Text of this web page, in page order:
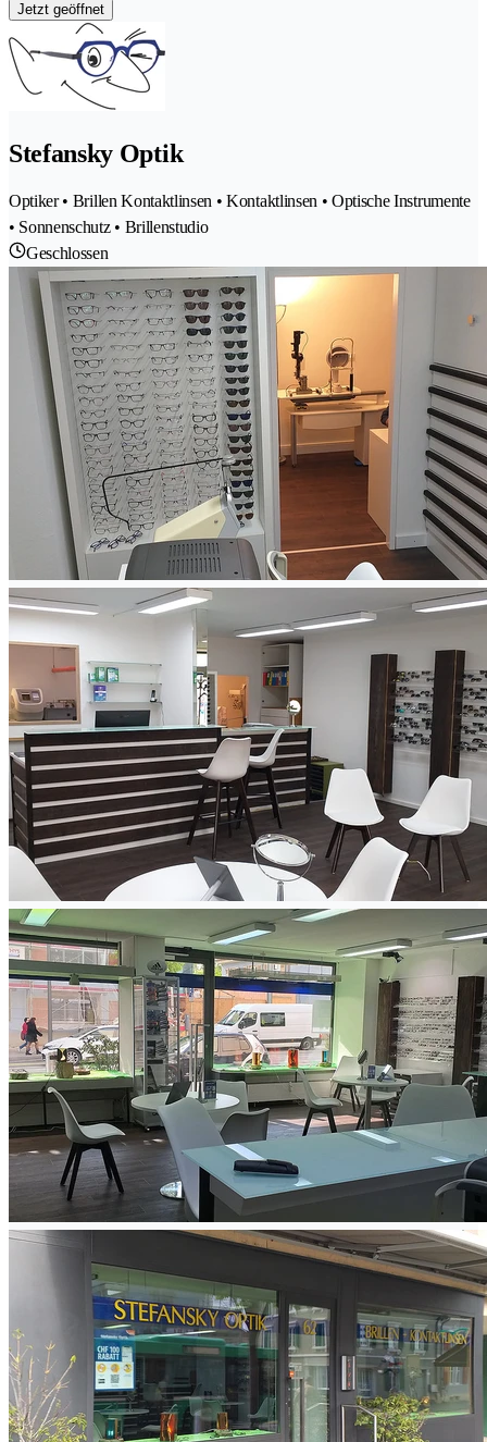
Jetzt geöffnet
Stefansky Optik
Optiker • Brillen Kontaktlinsen • Kontaktlinsen • Optische Instrumente
• Sonnenschutz • Brillenstudio
Geschlossen